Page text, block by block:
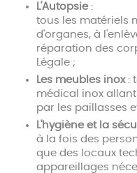
L'Autopsie:
tous les matériels
d'organes, à
réparation des
Légale ;
Les meubles inox:
médical inox
par les paillasses
L'hygiène et la
à la fois des
que des locaux
appareillages